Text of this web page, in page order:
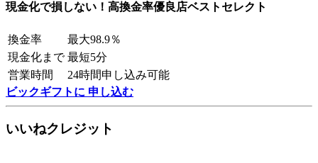
現金化で損しない！高換金率優良店ベストセレクト
換金率
最大98.9％
現金化まで 最短5分
営業時間
24時間申し込み可能
ビックギフトに 申し込む
いいねクレジット